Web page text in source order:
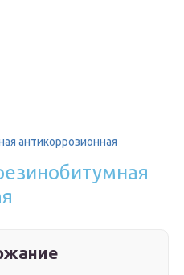
антикоррозионная